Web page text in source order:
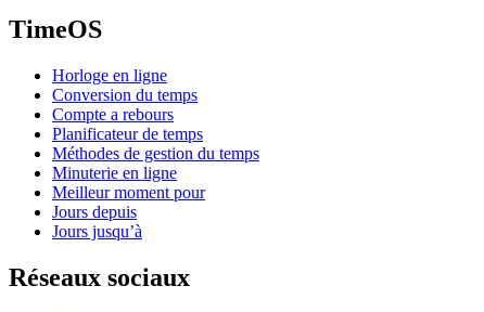
TimeOS
Horloge en ligne
Conversion du temps
Compte a rebours
Planificateur de temps
Méthodes de gestion du temps
Minuterie en ligne
Meilleur moment pour
Jours depuis
Jours jusqu’à
Réseaux sociaux